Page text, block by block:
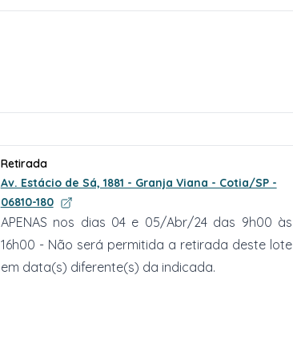
Retirada
Av. Estácio de Sá, 1881 - Granja Viana - Cotia/SP -
06810-180
APENAS nos dias 04 e 05/Abr/24 das 9h00 às
16h00 - Não será permitida a retirada deste lote
em data(s) diferente(s) da indicada.